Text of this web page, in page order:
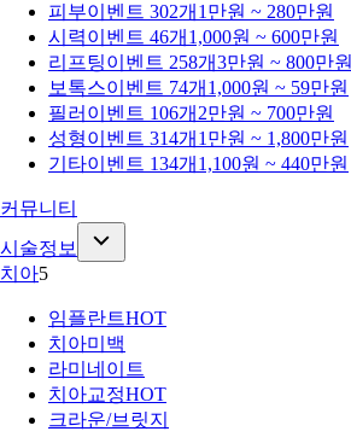
피부이벤트 302개 1만원 ~ 280만원
시력이벤트 46개 1,000원 ~ 600만원
리프팅이벤트 258개3만원 ~ 800만원
보톡스이벤트 74개 1,000원 ~ 59만원
필러 이벤트 106개 2만원 ~ 700만원
성형이벤트 314개 1만원 ~ 1,800만원
기타이벤트 134개 1,100원 ~ 440만원
커뮤니티
시술정보
치아5
임플란트HOT
치아미백
라미네이트
치아교정HOT
크라운/브릿지